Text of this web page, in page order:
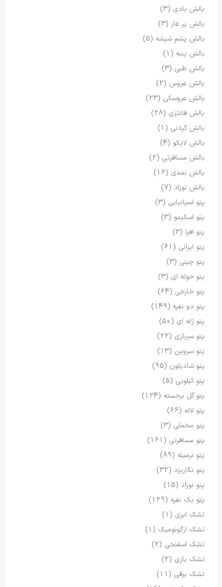
بالش بادی (3)
بالش پر غاز (3)
بالش پشم شیشه (5)
بالش پنبه (1)
بالش طبی (3)
بالش عروس (2)
بالش عروسکی (23)
بالش فانتزی (28)
بالش گردنی (1)
بالش لایکو (4)
بالش مسافرتی (2)
بالش نمدی (16)
بالش نوزاد (7)
پتو اسپانیایی (3)
پتو اسکیمو (3)
پتو افرا (3)
پتو ایرانی (61)
پتو چینی (3)
پتو حوله ای (3)
پتو خارجی (64)
پتو دو نفره (149)
پتو ژله ای (50)
پتو سربازی (22)
پتو سروین (13)
پتو شادیلون (95)
پتو کیلویی (5)
پتو گل برجسته (124)
پتو لاله (66)
پتو مخملی (3)
پتو مسافرتی (161)
پتو نرمینه (89)
پتو نگاریزد (32)
پتو نوزاد (15)
پتو یک نفره (129)
تشک ابری (1)
تشک ارگونومیک (1)
تشک اسفنجی (2)
تشک بازی (2)
تشک برقی (11)